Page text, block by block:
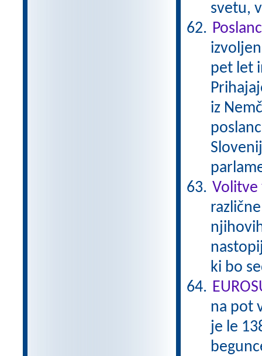
svetu,
pet let
iz
Volitve
ki bo
na pot
je le